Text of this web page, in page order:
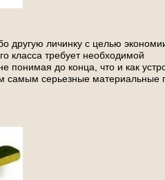
другую личинку с целью
класса требует необходимой
понимая до конца, что и как
самым серьезные материальные